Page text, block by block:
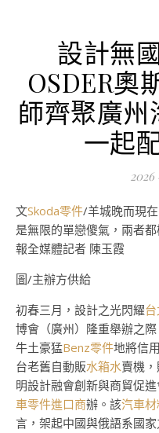
設計無
OSDER奧
師齊聚廣
一起
2026
文Skoda零件/羊城晚而現
是無限的單戀傻氣，兩者
報全媒體記者 陳玉霞
圖/主辦方供給
初春三月，設計之光閃耀
博會（廣州）隆重舉辦之
牛土豪猛Benz零件地將信
台老舊自動販水箱水賣機
明設計融會創新與商貿促
車零件進口商辦。該汽車
言，架起中國與俄語系國